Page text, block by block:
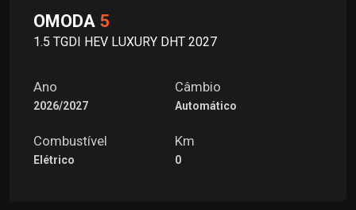
OMODA 5
1.5 TGDI HEV LUXURY DHT 2027
Ano
2026/2027
Câmbio
Automático
Combustível
Elétrico
Km
0